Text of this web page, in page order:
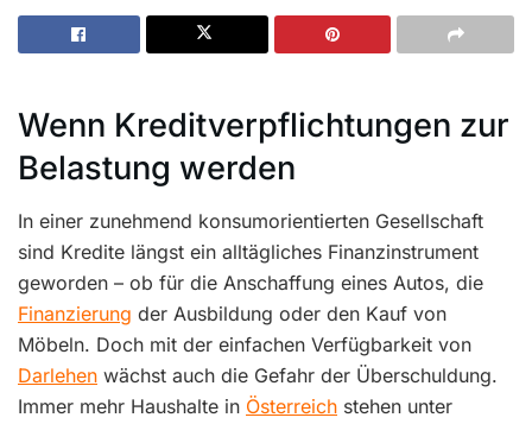
Wenn Kreditverpflichtungen zur
Belastung werden
In einer zunehmend konsumorientierten Gesellschaft
sind Kredite längst ein alltägliches Finanzinstrument
geworden – ob für die Anschaffung eines Autos, die
Finanzierung der Ausbildung oder den Kauf von
Möbeln. Doch mit der einfachen Verfügbarkeit von
Darlehen wächst auch die Gefahr der Überschuldung.
Immer mehr Haushalte in Österreich stehen unter